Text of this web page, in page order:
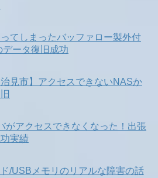
てしまったバッファロー製外付
ータ復旧成功
治見市】アクセスできないNASか
がアクセスできなくなった！出張
実績
/USBメモリのリアルな障害の話